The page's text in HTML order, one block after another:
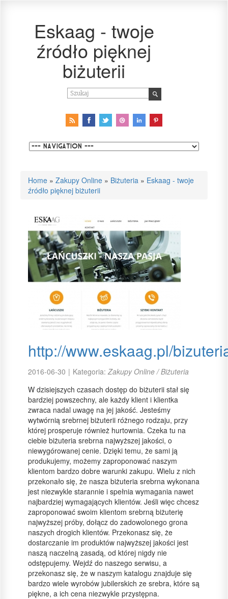
Eskaag - twoje
źródło pięknej
biżuterii
Home » Zakupy Online » Biżuteria » Eskaag - twoje
źródło pięknej biżuterii
http://www.eskaag.pl/
2016-06-30 | Kategoria:Zakupy Online / Biżuteria
W dzisiejszych czasach dostęp do biżuterii stał się
bardziej powszechny, ale każdy klient i klientka
zwraca nadal uwagę na jej jakość. Jesteśmy
wytwórnią srebrnej biżuterii różnego rodzaju, przy
której prosperuje również hurtownia. Czeka tu na
ciebie biżuteria srebrna najwyższej jakości, o
niewygórowanej cenie. Dzięki temu, że sami ją
produkujemy, możemy zaproponować naszym
klientom bardzo dobre warunki zakupu. Wielu z nich
przekonało się, że nasza biżuteria srebrna wykonana
jest niezwykle starannie i spełnia wymagania nawet
najbardziej wymagających klientów. Jeśli więc chcesz
zaproponować swoim klientom srebrną biżuterię
najwyższej próby, dołącz do zadowolonego grona
naszych drogich klientów. Przekonasz się, że
dostarczanie im produktów najwyższej jakości jest
naszą naczelną zasadą, od której nigdy nie
odstępujemy. Wejdź do naszego serwisu, a
przekonasz się, że w naszym katalogu znajduje się
bardzo wiele wyrobów jubilerskich ze srebra, które są
piękne, a ich cena niezwykle przystępna.